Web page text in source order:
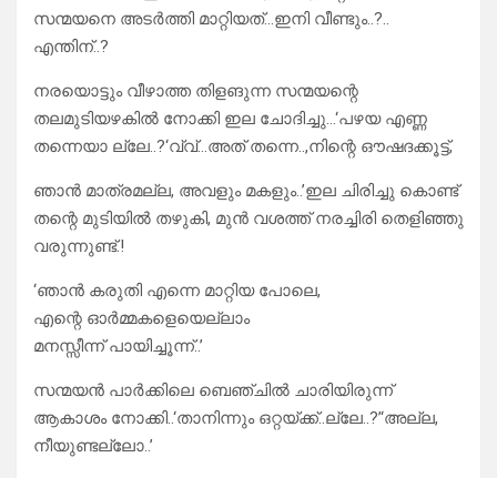
സന്മയനെ അടർത്തി മാറ്റിയത്…ഇനി വീണ്ടും..?..
എന്തിന്..?
നരയൊട്ടും വീഴാത്ത തിളങുന്ന സന്മയന്റെ
തലമുടിയഴകിൽ നോക്കി ഇല ചോദിച്ചു…‘പഴയ എണ്ണ
തന്നെയാ ല്ലേ..?‘വ്വ്…അത് തന്നെ..,നിന്റെ ഔഷദക്കൂട്ട്,
ഞാൻ മാത്രമല്ല, അവളും മകളും..’ഇല ചിരിച്ചു കൊണ്ട്
തന്റെ മുടിയിൽ തഴുകി, മുൻ വശത്ത് നരച്ചിരി തെളിഞ്ഞു
വരുന്നുണ്ട്.!
‘ഞാൻ കരുതി എന്നെ മാറ്റിയ പോലെ,
എന്റെ ഓർമ്മകളെയെല്ലാം
മനസ്സീന്ന് പായിച്ചൂന്ന്..’
സന്മയൻ പാർക്കിലെ ബെഞ്ചിൽ ചാരിയിരുന്ന്
ആകാശം നോക്കി..‘താനിന്നും ഒറ്റയ്ക്ക്..ല്ലേ..?’‘അല്ല,
നീയുണ്ടല്ലോ..’